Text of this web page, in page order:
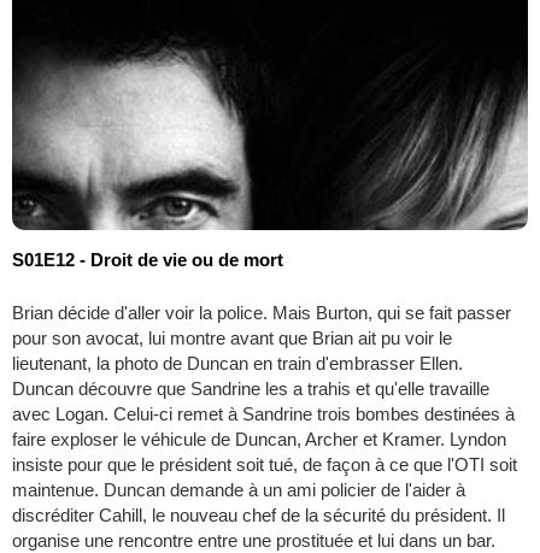
S01E12 - Droit de vie ou de mort
Brian décide d'aller voir la police. Mais Burton, qui se fait passer
pour son avocat, lui montre avant que Brian ait pu voir le
lieutenant, la photo de Duncan en train d'embrasser Ellen.
Duncan découvre que Sandrine les a trahis et qu'elle travaille
avec Logan. Celui-ci remet à Sandrine trois bombes destinées à
faire exploser le véhicule de Duncan, Archer et Kramer. Lyndon
insiste pour que le président soit tué, de façon à ce que l'OTI soit
maintenue. Duncan demande à un ami policier de l'aider à
discréditer Cahill, le nouveau chef de la sécurité du président. Il
organise une rencontre entre une prostituée et lui dans un bar.